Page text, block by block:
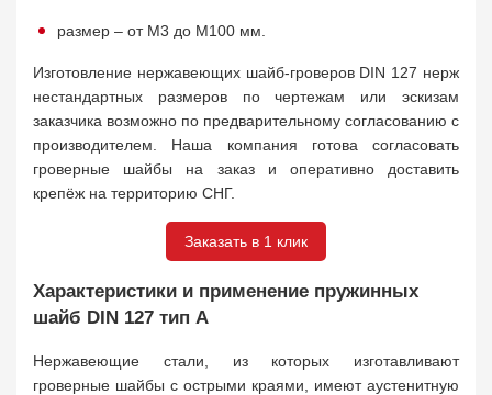
размер – от М3 до М100 мм.
Изготовление нержавеющих шайб-гроверов DIN 127 нерж
нестандартных размеров по чертежам или эскизам
заказчика возможно по предварительному согласованию с
производителем. Наша компания готова согласовать
гроверные шайбы на заказ и оперативно доставить
крепёж на территорию СНГ.
Заказать в 1 клик
Характеристики и применение пружинных
шайб DIN 127 тип А
Нержавеющие стали, из которых изготавливают
гроверные шайбы с острыми краями, имеют аустенитную